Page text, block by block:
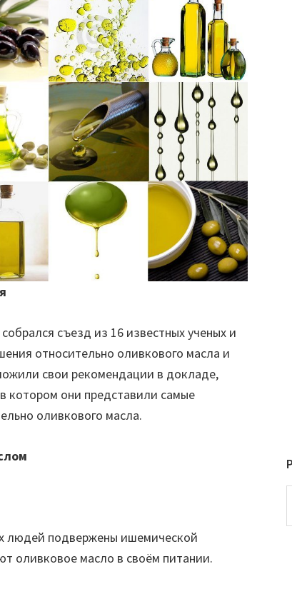
съезд из 16 известных ученых и
относительно оливкового масла и
свои рекомендации в докладе,
котором они представили самые
оливкового масла.
людей подвержены ишемической
оливковое масло в своём питании.